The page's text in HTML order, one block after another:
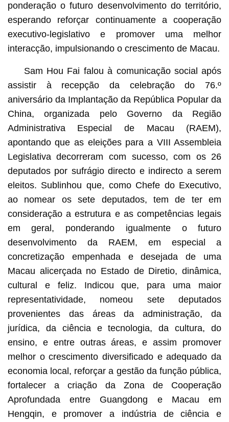
ponderação o futuro desenvolvimento do território,
esperando reforçar continuamente a cooperação
executivo-legislativo e promover uma melhor
interacção, impulsionando o crescimento de Macau.
Sam Hou Fai falou à comunicação social após
assistir à recepção da celebração do 76.º
aniversário da Implantação da República Popular da
China, organizada pelo Governo da Região
Administrativa Especial de Macau (RAEM),
apontando que as eleições para a VIII Assembleia
Legislativa decorreram com sucesso, com os 26
deputados por sufrágio directo e indirecto a serem
eleitos. Sublinhou que, como Chefe do Executivo,
ao nomear os sete deputados, tem de ter em
consideração a estrutura e as competências legais
em geral, ponderando igualmente o futuro
desenvolvimento da RAEM, em especial a
concretização empenhada e desejada de uma
Macau alicerçada no Estado de Diretio, dinâmica,
cultural e feliz. Indicou que, para uma maior
representatividade, nomeou sete deputados
provenientes das áreas da administração, da
jurídica, da ciência e tecnologia, da cultura, do
ensino, e entre outras áreas, e assim promover
melhor o crescimento diversificado e adequado da
economia local, reforçar a gestão da função pública,
fortalecer a criação da Zona de Cooperação
Aprofundada entre Guangdong e Macau em
Hengqin, e promover a indústria de ciência e